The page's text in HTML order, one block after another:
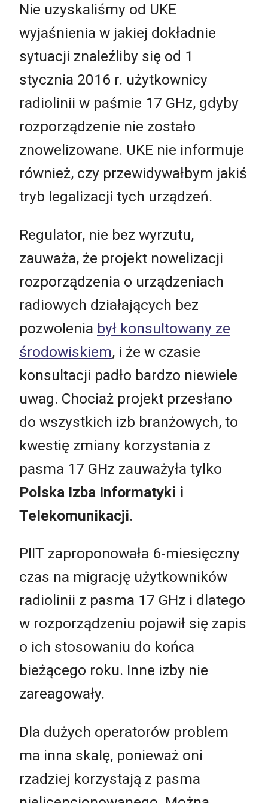
Nie uzyskaliśmy od UKE
wyjaśnienia w jakiej dokładnie
sytuacji znaleźliby się od 1
stycznia 2016 r. użytkownicy
radiolinii w paśmie 17 GHz, gdyby
rozporządzenie nie zostało
znowelizowane. UKE nie informuje
również, czy przewidywałbym jakiś
tryb legalizacji tych urządzeń.
Regulator, nie bez wyrzutu,
zauważa, że projekt nowelizacji
rozporządzenia o urządzeniach
radiowych działających bez
pozwolenia był konsultowany ze
środowiskiem, i że w czasie
konsultacji padło bardzo niewiele
uwag. Chociaż projekt przesłano
do wszystkich izb branżowych, to
kwestię zmiany korzystania z
pasma 17 GHz zauważyła tylko
Polska Izba Informatyki i
Telekomunikacji.
PIIT zaproponowała 6-miesięczny
czas na migrację użytkowników
radiolinii z pasma 17 GHz i dlatego
w rozporządzeniu pojawił się zapis
o ich stosowaniu do końca
bieżącego roku. Inne izby nie
zareagowały.
Dla dużych operatorów problem
ma inna skalę, ponieważ oni
rzadziej korzystają z pasma